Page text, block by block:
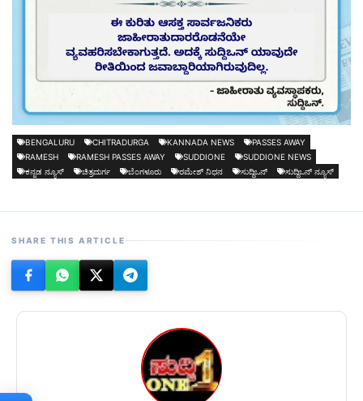
BENGALURU CHITRADURGA KANNADA NEWS
PASSES AWAY
RAMESH
RAMESH PASSES AWAY SUDDIONE
SUDDIONE NEWS
ಕನ್ನಡ ನ್ಯೂಸ್
ಚಿತ್ರದುರ್ಗ ಬೆಂಗಳೂರು ರಮೇಶ್ ನಿಧನ ಸುದ್ದಿಒನ್ ಸುದ್ದಿಒನ್ ನ್ಯೂಸ್
SHARE THIS ARTICLE